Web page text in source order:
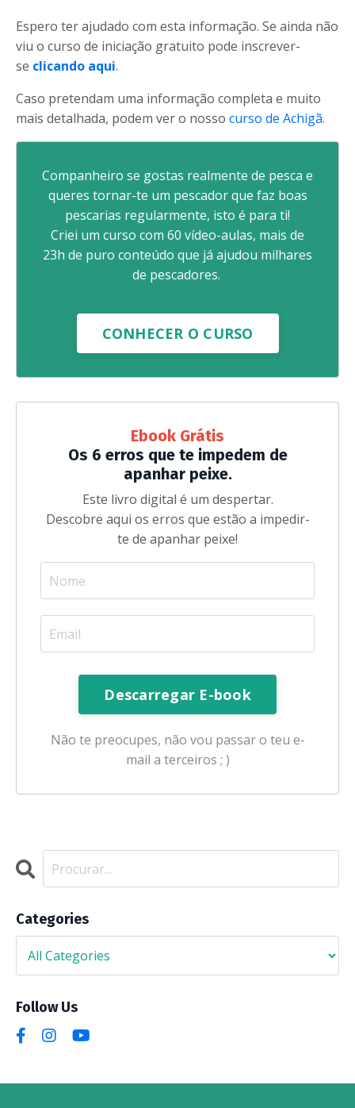
Espero ter ajudado com esta informação. Se ainda não
viu o curso de iniciação gratuito pode inscrever-
se clicando aqui.
Caso pretendam uma informação completa e muito
mais detalhada, podem ver o nosso curso de Achigã.
Companheiro se gostas realmente de pesca e
queres tornar-te um pescador que faz boas
pescarias regularmente, isto é para ti!
Criei um curso com 60 vídeo-aulas, mais de
23h de puro conteúdo que já ajudou milhares
de pescadores.
CONHECER O CURSO
Ebook Grátis
Os 6 erros que te impedem de
apanhar peixe.
Este livro digital é um despertar.
Descobre aqui os erros que estão a impedir-
te de apanhar peixe!
Não te preocupes, não vou passar o teu e-
mail a terceiros ; )
Categories
Follow Us